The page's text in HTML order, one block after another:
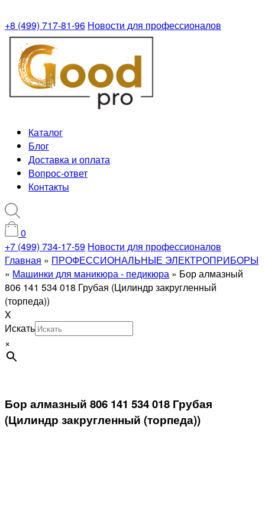
+8 (499) 717-81-96 Новости для профессионалов
Каталог
Блог
Доставка и оплата
Вопрос-ответ
Контакты
0
+7 (499) 734-17-59 Новости для профессионалов
Главная » ПРОФЕССИОНАЛЬНЫЕ ЭЛЕКТРОПРИБОРЫ
» Машинки для маникюра - педикюра » Бор алмазный
806 141 534 018 Грубая (Цилиндр закругленный
(торпеда))
X
Искать
×
Бор алмазный 806 141 534 018 Грубая
(Цилиндр закругленный (торпеда))